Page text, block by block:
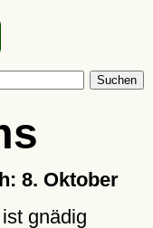
Suchen
8. Oktober
gnädig